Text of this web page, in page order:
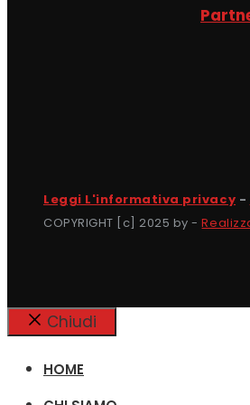
Leggi L'informativa privacy -
COPYRIGHT [c] 2025 by -
Chiudi
HOME